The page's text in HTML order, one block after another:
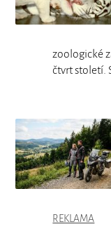
zoologické
čtvrt století.
REKLAMA